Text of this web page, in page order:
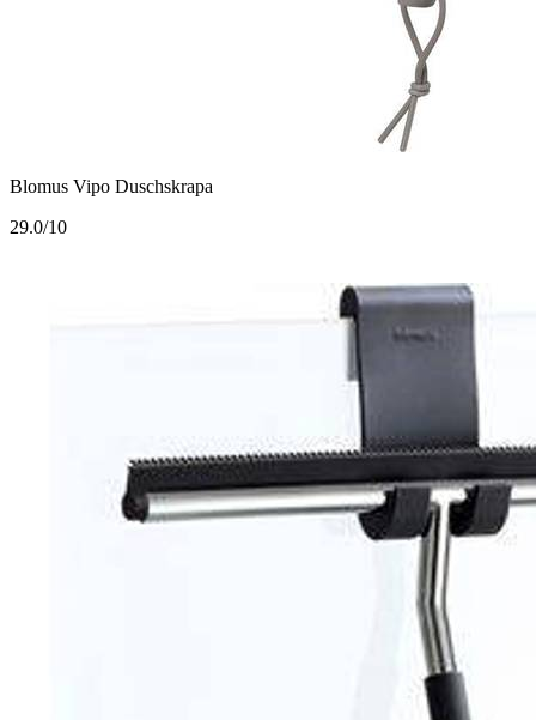
Blomus Vipo Duschskrapa
29.0/10